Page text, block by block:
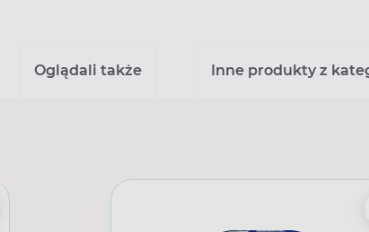
Oglądali także Inne produkty z